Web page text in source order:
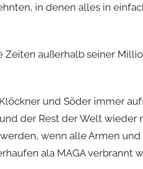
in denen alles in
Zeiten außerhalb seiner
und Söder immer
der Rest der Welt wieder
wenn alle Armen und
ala MAGA verbrannt